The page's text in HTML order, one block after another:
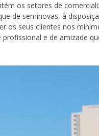
os setores de
de seminovas, à
os seus clientes nos
e de amizade